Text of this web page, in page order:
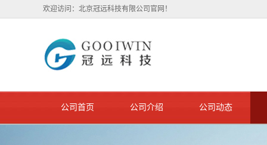
欢迎访问：北京冠远科技有限公司官网！
公司首页 公司介绍 公司动态